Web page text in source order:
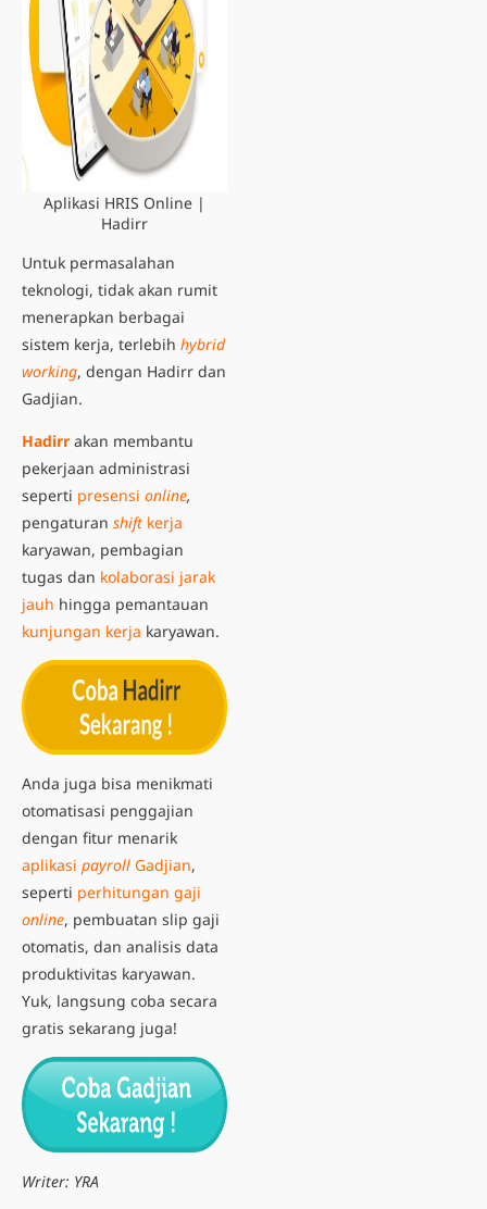
Aplikasi HRIS Online |
Hadirr
Untuk permasalahan
teknologi, tidak akan rumit
menerapkan berbagai
sistem kerja, terlebih hybrid
working, dengan Hadirr dan
Gadjian.
Hadirr akan membantu
pekerjaan administrasi
seperti presensi online,
pengaturan shift kerja
karyawan, pembagian
tugas dan kolaborasi jarak
jauh hingga pemantauan
kunjungan kerja karyawan.
Anda juga bisa menikmati
otomatisasi penggajian
dengan fitur menarik
aplikasi payroll Gadjian,
seperti perhitungan gaji
online, pembuatan slip gaji
otomatis, dan analisis data
produktivitas karyawan.
Yuk, langsung coba secara
gratis sekarang juga!
Writer: YRA